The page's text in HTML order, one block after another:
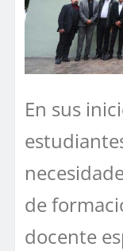
En sus
de
docente